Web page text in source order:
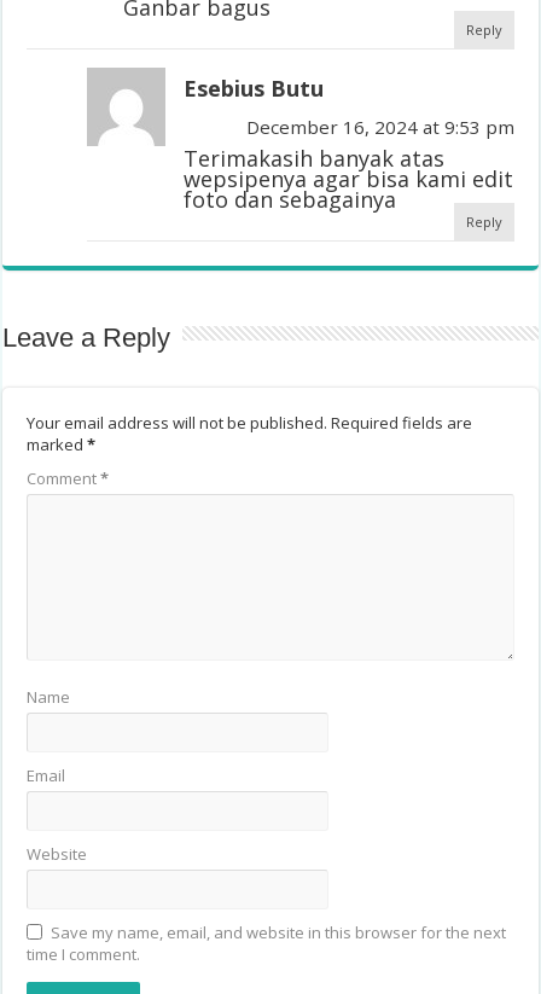
Ganbar bagus
Reply
Esebius Butu
December 16, 2024 at 9:53 pm
Terimakasih banyak atas
wepsipenya agar bisa kami edit
foto dan sebagainya
Reply
Leave a Reply
Your email address will not be published. Required fields are
marked*
Comment*
Name
Email
Website
Save my name, email, and website in this browser for the next
time I comment.